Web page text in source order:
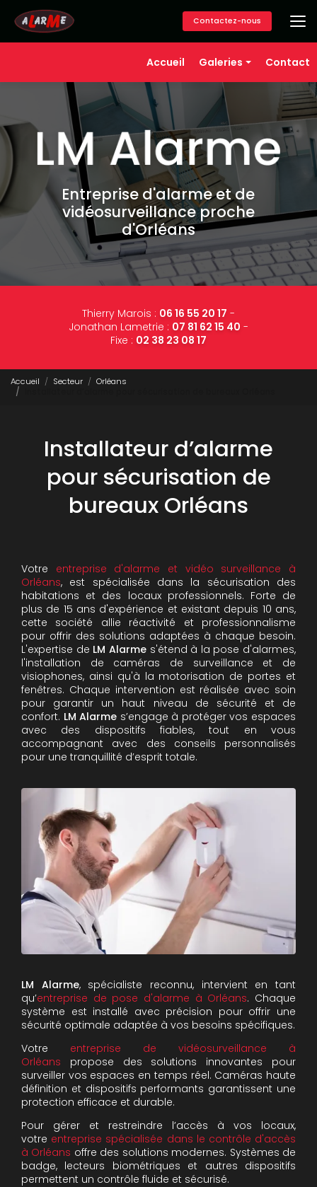
contenu
principal
Accueil
Galeries
Alarme
Vidéosurveillance
Contrôle d'accès
Téléassistance
Domotique
Contact
Contactez-nous
Entreprise d'alarme et de
vidéosurveillance proche
d'Orléans
Thierry Marois : 06 16 55 20 17 -
Jonathan Lametrie : 07 81 62 15 40 -
Fixe : 02 38 23 08 17
Accueil Secteur
Orléans
Installateur d’alarme
pour sécurisation de
bureaux Orléans
Votre entreprise d'alarme et vidéo surveillance à
Orléans, est spécialisée dans la sécurisation des
habitations et des locaux professionnels. Forte de
plus de 15 ans d'expérience et existant depuis 10 ans,
cette société allie réactivité et professionnalisme
pour offrir des solutions adaptées à chaque besoin.
L'expertise de LM Alarmes'étend à la pose d'alarmes,
l'installation de caméras de surveillance et de
visiophones, ainsi qu'à la motorisation de portes et
fenêtres. Chaque intervention est réalisée avec soin
pour garantir un haut niveau de sécurité et de
confort. LM Alarme s’engage à protéger vos espaces
avec des dispositifs fiables, tout en vous
accompagnant avec des conseils personnalisés
pour une tranquillité d’esprit totale.
LM Alarme, spécialiste reconnu, intervient en tant
qu’entreprise de pose d'alarme à Orléans. Chaque
système est installé avec précision pour offrir une
sécurité optimale adaptée à vos besoins spécifiques.
Votre entreprise de vidéosurveillance à
Orléans propose des solutions innovantes pour
surveiller vos espaces en temps réel. Caméras haute
définition et dispositifs performants garantissent une
protection efficace et durable.
Pour gérer et restreindre l’accès à vos locaux,
votre entreprise spécialisée dans le contrôle d'accès
à Orléans offre des solutions modernes. Systèmes de
badge, lecteurs biométriques et autres dispositifs
permettent un contrôle fluide et sécurisé.